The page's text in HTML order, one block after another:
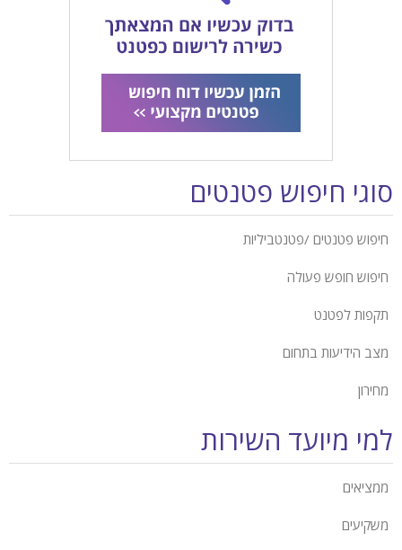
סוגי חיפוש פטנטים
חיפוש פטנטים /פטנטביליות
חיפוש חופש פעולה
תקפות לפטנט
מצב הידיעות בתחום
מחירון
למי מיועד השירות
ממציאים
משקיעים